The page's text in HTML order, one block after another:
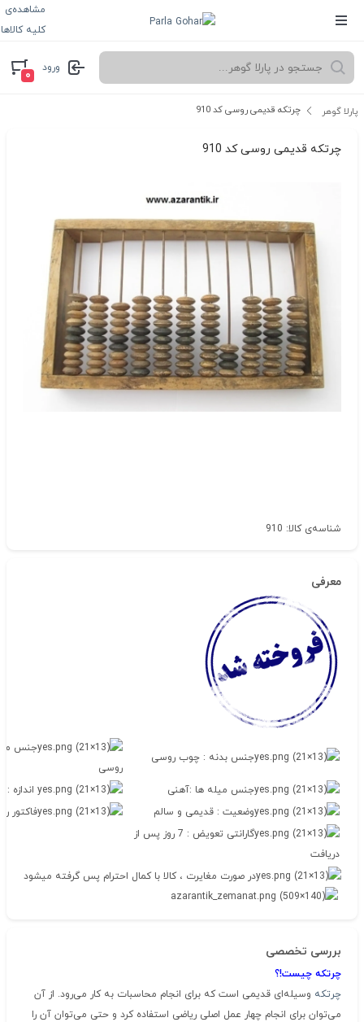
مشاهده‌ی
کلیه کالاها
ورود
۰
پارلا گوهر چرتکه قدیمی روسی کد 910
چرتکه قدیمی روسی کد 910
شناسه‌ی کالا: 910
معرفی
جنس بدنه : چوب روسی
جنس
روسی
جنس میله ها :آهنی
اندازه : 37cm*23cm
وضعیت : قدیمی و سالم
فاکتور
گارانتی تعویض : 7 روز پس از
دریافت
در صورت مغایرت ، کالا با کمال احترام پس گرفته میشود
بررسی تخصصی
چرتکه چیست!؟
چرتکه وسیله‌ای قدیمی است که برای انجام محاسبات به کار می‌رود. از آن
می‌توان برای انجام چهار عمل اصلی ریاضی استفاده کرد و حتی می‌توان آن را